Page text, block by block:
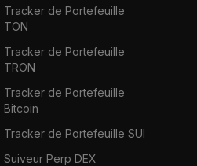
Tracker de Portefeuille
TON
Tracker de Portefeuille
TRON
Tracker de Portefeuille
Bitcoin
Tracker de Portefeuille SUI
Suiveur Perp DEX